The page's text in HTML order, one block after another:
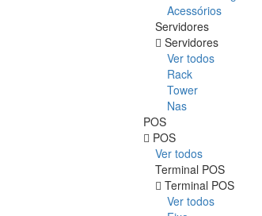
Acessórios
Servidores
Servidores
Ver todos
Rack
Tower
Nas
POS
POS
Ver todos
Terminal POS
Terminal POS
Ver todos